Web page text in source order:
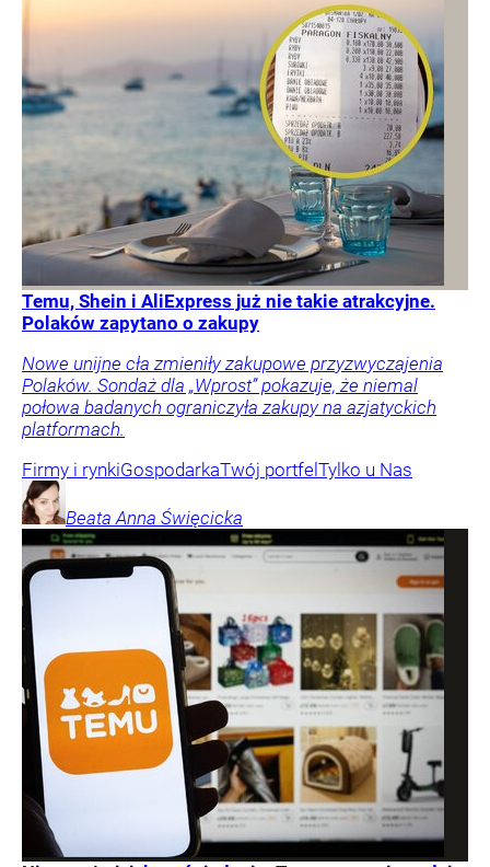
Temu, Shein i AliExpress już nie takie atrakcyjne.
Polaków zapytano o zakupy
Nowe unijne cła zmieniły zakupowe przyzwyczajenia
Polaków. Sondaż dla „Wprost” pokazuje, że niemal
połowa badanych ograniczyła zakupy na azjatyckich
platformach.
Firmy i rynkiGospodarkaTwój portfel Tylko u Nas
Beata Anna Święcicka